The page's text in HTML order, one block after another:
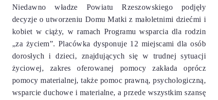
Niedawno władze Powiatu Rzeszowskiego podjęły
decyzje o utworzeniu Domu Matki z małoletnimi dziećmi i
kobiet w ciąży, w ramach Programu wsparcia dla rodzin
„za życiem”. Placówka dysponuje 12 miejscami dla osób
dorosłych i dzieci, znajdujących się w trudnej sytuacji
życiowej,
zakres oferowanej pomocy zakłada oprócz
pomocy materialnej, także pomoc prawną, psychologiczną,
wsparcie duchowe i materialne, a przede wszystkim szansę